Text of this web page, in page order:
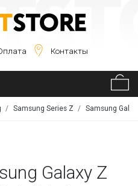
Контакты
Samsung Series Z Samsung
Galaxy Z